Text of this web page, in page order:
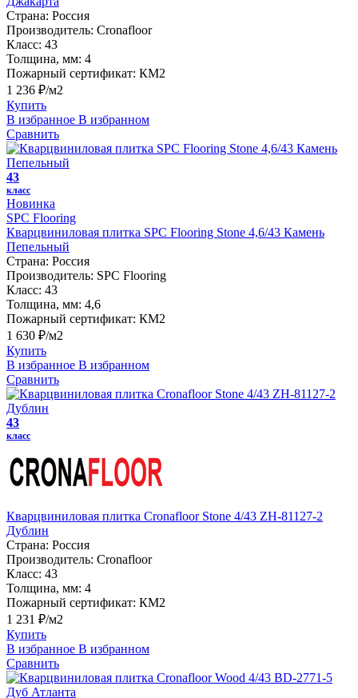
Страна: Россия
Производитель: Cronafloor
Класс: 43
Толщина, мм: 4
Пожарный сертификат: КМ2
1 236 ₽/м2
Купить
В избранное В избранном
Сравнить
43
класс
Новинка
SPC Flooring
Кварцвиниловая плитка SPC Flooring Stone 4,6/43 Камень
Пепельный
Страна: Россия
Производитель: SPC Flooring
Класс: 43
Толщина, мм: 4,6
Пожарный сертификат: КМ2
1 630 ₽/м2
Купить
В избранное В избранном
Сравнить
43
класс
Кварцвиниловая плитка Cronafloor Stone 4/43 ZH-81127-2
Дублин
Страна: Россия
Производитель: Cronafloor
Класс: 43
Толщина, мм: 4
Пожарный сертификат: КМ2
1 231 ₽/м2
Купить
В избранное В избранном
Сравнить